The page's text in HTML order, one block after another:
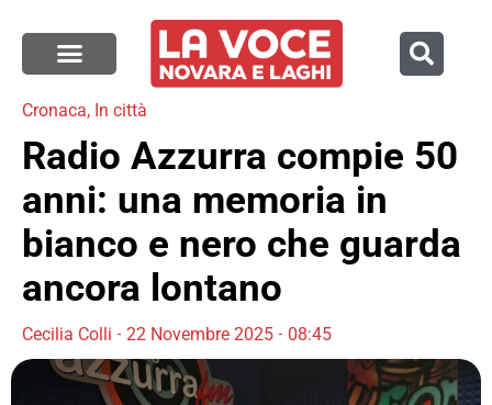
Cronaca, In città
Radio Azzurra compie 50
anni: una memoria in
bianco e nero che guarda
ancora lontano
Cecilia Colli 22 Novembre 2025 08:45